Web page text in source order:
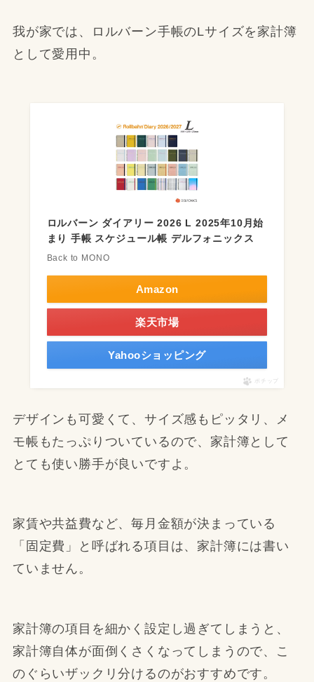
我が家では、ロルバーン手帳のLサイズを家計簿
として愛用中。
ロルバーン ダイアリー 2026 L 2025年10月始
まり 手帳 スケジュール帳 デルフォニックス
Back to MONO
Amazon
楽天市場
Yahooショッピング
ポチップ
デザインも可愛くて、サイズ感もピッタリ、メ
モ帳もたっぷりついているので、家計簿として
とても使い勝手が良いですよ。
家賃や共益費など、毎月金額が決まっている
「固定費」と呼ばれる項目は、家計簿には書い
ていません。
家計簿の項目を細かく設定し過ぎてしまうと、
家計簿自体が面倒くさくなってしまうので、こ
のぐらいザックリ分けるのがおすすめです。